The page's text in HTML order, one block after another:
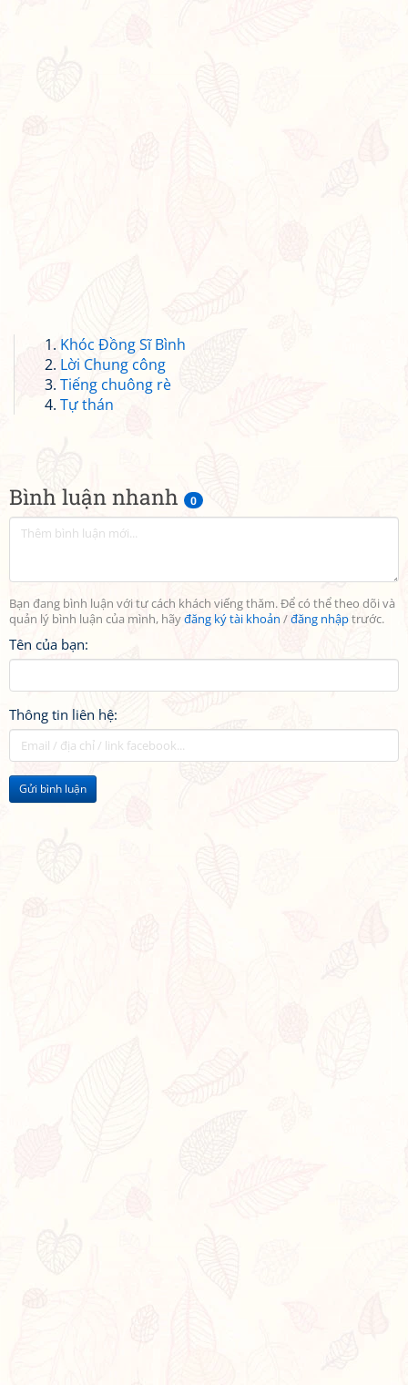
Bình luận nhanh 0
Bạn đang bình luận với tư cách khách viếng thăm. Để có thể theo dõi và
quản lý bình luận của mình, hãyđăng ký tài khoản /đăng nhậptrước.
Tên của bạn:
Thông tin liên hệ:
Gửi bình luận
Khóc Đồng Sĩ Bình
Lời Chung công
Tiếng chuông rè
Tự thán